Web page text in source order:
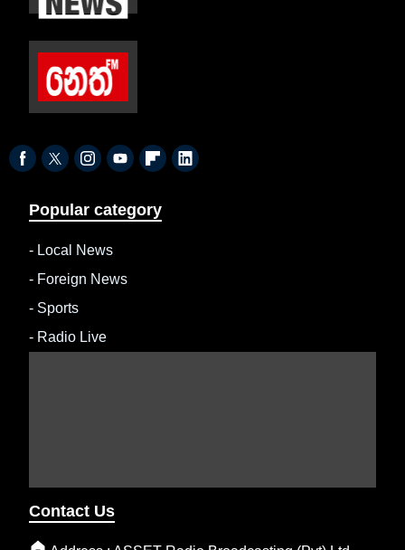
Popular category
- Local News
- Foreign News
- Sports
- Radio Live
Contact Us